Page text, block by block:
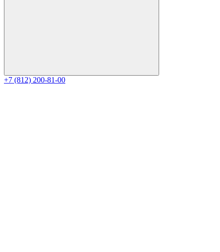
+7 (812) 200-81-00